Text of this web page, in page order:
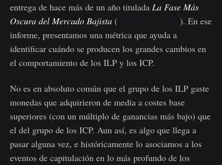
entrega de hace más de un año titulada La Fase Más
Oscura del Mercado Bajista (
). En ese
informe, presentamos una métrica que ayuda a
identificar cuándo se producen los grandes cambios en
el comportamiento de los ILP y los ICP.
No es en absoluto común que el grupo de los ILP gaste
monedas que adquirieron de media a costes base
superiores (con un múltiplo de ganancias más bajo) que
el del grupo de los ICP. Aun así, es algo que llega a
pasar alguna vez, e históricamente lo asociamos a los
eventos de capitulación en lo más profundo de los